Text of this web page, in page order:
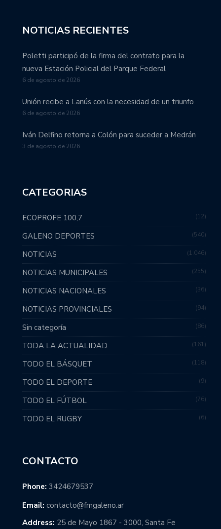
NOTICIAS RECIENTES
Poletti participó de la firma del contrato para la
nueva Estación Policial del Parque Federal
6 de agosto de 2026
Unión recibe a Lanús con la necesidad de un triunfo
6 de agosto de 2026
Iván Delfino retorna a Colón para suceder a Medrán
3 de agosto de 2026
CATEGORIAS
ECOPROFE 100,7 12
GALENO DEPORTES 540
NOTICIAS 1.046
NOTICIAS MUNICIPALES 255
NOTICIAS NACIONALES 36
NOTICIAS PROVINCIALES 94
Sin categoría 86
TODA LA ACTUALIDAD 161
TODO EL BÁSQUET 118
TODO EL DEPORTE 9
TODO EL FÚTBOL 76
TODO EL RUGBY 6
CONTACTO
Phone: 3424679537
Email: contacto@fmgaleno.ar
Address: 25 de Mayo 1867 - 3000, Santa Fe